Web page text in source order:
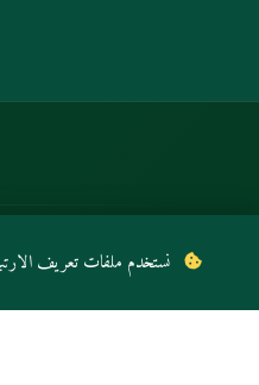
© 2026 أكاديمية القرآن ويب ل تحفيظ القران عن بعد. جميع الحقوق محفوظة. نستخدم ملفات تعريف